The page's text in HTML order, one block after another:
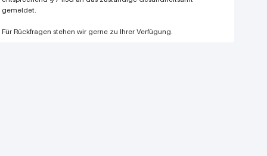
gemeldet.
Für Rückfragen stehen wir gerne zu Ihrer Verfügung.